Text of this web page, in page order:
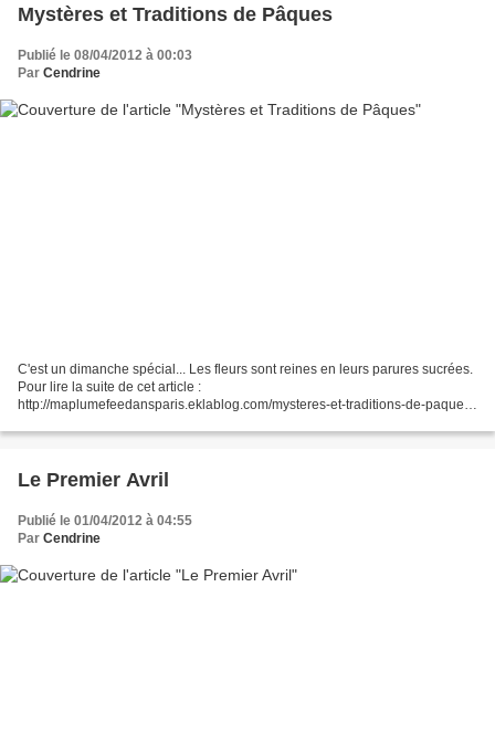
Mystères et Traditions de Pâques
Publié le 08/04/2012 à 00:03
Par Cendrine
C'est un dimanche spécial... Les fleurs sont reines en leurs parures sucrées.
Pour lire la suite de cet article :
http://maplumefeedansparis.eklablog.com/mysteres-et-traditions-de-paques-
Le Premier Avril
Publié le 01/04/2012 à 04:55
Par Cendrine